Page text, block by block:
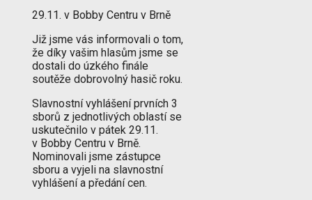
29.11. v Bobby Centru v Brně
Již jsme vás informovali o tom,
že díky vašim hlasům jsme se
dostali do úzkého finále
soutěže dobrovolný hasič roku.
Slavnostní vyhlášení prvních 3
sborů z jednotlivých oblastí se
uskutečnilo v pátek 29.11.
v Bobby Centru v Brně.
Nominovali jsme zástupce
sboru a vyjeli na slavnostní
vyhlášení a předání cen.